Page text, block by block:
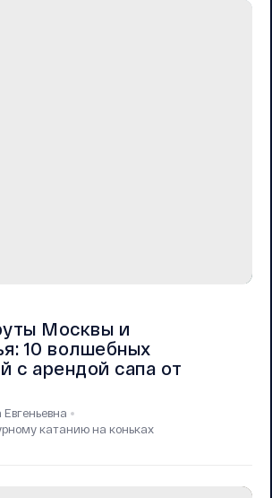
Москвы и
10 волшебных
с арендой сапа от
катанию на коньках